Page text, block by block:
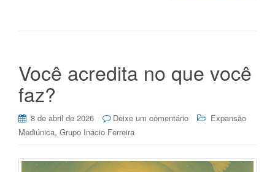
Você acredita no que você
faz?
8 de abril de 2026 Deixe um comentário
Expansão
Mediúnica, Grupo Inácio Ferreira